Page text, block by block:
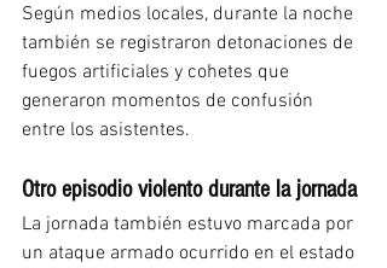
Según medios locales, durante la noche
también se registraron detonaciones de
fuegos artificiales y cohetes que
generaron momentos de confusión
entre los asistentes.
Otro episodio violento durante la jornada
La jornada también estuvo marcada por
un ataque armado ocurrido en el estado